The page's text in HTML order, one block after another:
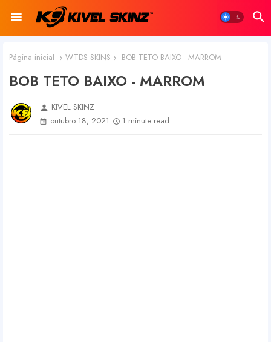
Página inicial WTDS SKINS BOB TETO BAIXO - MARROM
BOB TETO BAIXO - MARROM
person KIVEL SKINZ
outubro 18, 2021
1 minute read